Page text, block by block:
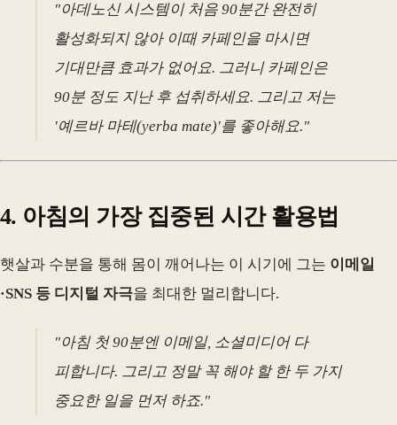
"아데노신 시스템이 처음 90분간 완전히
활성화되지 않아 이때 카페인을 마시면
기대만큼 효과가 없어요. 그러니 카페인은
90분 정도 지난 후 섭취하세요. 그리고 저는
'예르바 마테(yerba mate)'를 좋아해요."
4. 아침의 가장 집중된 시간 활용법
햇살과 수분을 통해 몸이 깨어나는 이 시기에 그는 이메일
·SNS 등 디지털 자극을 최대한 멀리합니다.
"아침 첫 90분엔 이메일, 소셜미디어 다
피합니다. 그리고 정말 꼭 해야 할 한 두 가지
중요한 일을 먼저 하죠."